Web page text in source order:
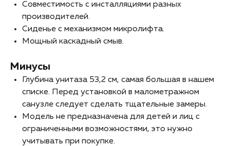
Совместимость с инсталляциями разных
производителей.
Сиденье с механизмом микролифта.
Мощный каскадный смыв.
Минусы
Глубина унитаза 53,2 см, самая большая в нашем
списке. Перед установкой в малометражном
санузле следует сделать тщательные замеры.
Модель не предназначена для детей и лиц с
ограниченными возможностями, это нужно
учитывать при покупке.